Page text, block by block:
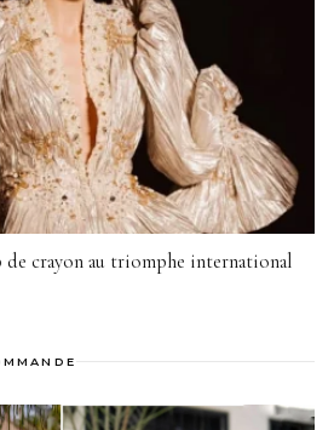
de crayon au triomphe international